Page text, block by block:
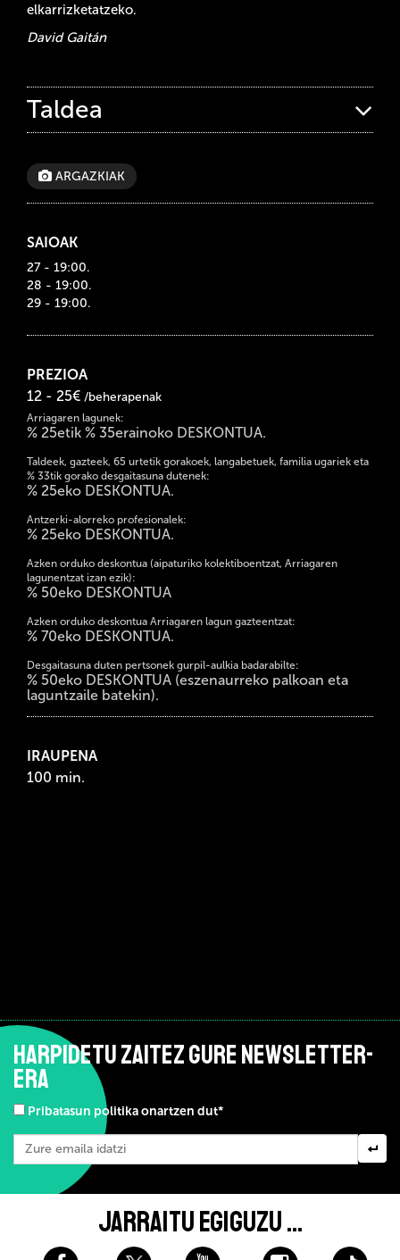
elkarrizketatzeko.
David Gaitán
Taldea
ARGAZKIAK
SAIOAK
27 - 19:00.
28 - 19:00.
29 - 19:00.
PREZIOA
12 - 25€ /beherapenak
Arriagaren lagunek:
% 25etik % 35erainoko DESKONTUA.
Taldeek, gazteek, 65 urtetik gorakoek, langabetuek, familia ugariek eta
% 33tik gorako desgaitasuna dutenek:
% 25eko DESKONTUA.
Antzerki-alorreko profesionalek:
% 25eko DESKONTUA.
Azken orduko deskontua (aipaturiko kolektiboentzat, Arriagaren
lagunentzat izan ezik):
% 50eko DESKONTUA
Azken orduko deskontua Arriagaren lagun gazteentzat:
% 70eko DESKONTUA.
Desgaitasuna duten pertsonek gurpil-aulkia badarabilte:
% 50eko DESKONTUA (eszenaurreko palkoan eta
laguntzaile batekin).
IRAUPENA
100 min.
HARPIDETU ZAITEZ GURE NEWSLETTER-
ERA
Pribatasun politika onartzen dut*
JARRAITU EGIGUZU ...